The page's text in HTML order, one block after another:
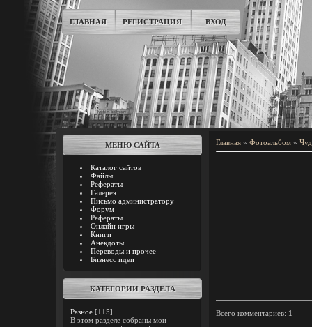
ГЛАВНАЯ РЕГИСТРАЦИЯ ВХОД
МЕНЮ САЙТА
Каталог сайтов
Файлы
Рефераты
Галерея
Письмо администратору
Форум
Рефераты
Онлайн игры
Книги
Анекдоты
Переводы и прочее
Бизнесс идеи
КАТЕГОРИИ РАЗДЕЛА
Разное [115]
В этом разделе собраны мои
Главная » Фотоальбом »
Всего комментариев: 1